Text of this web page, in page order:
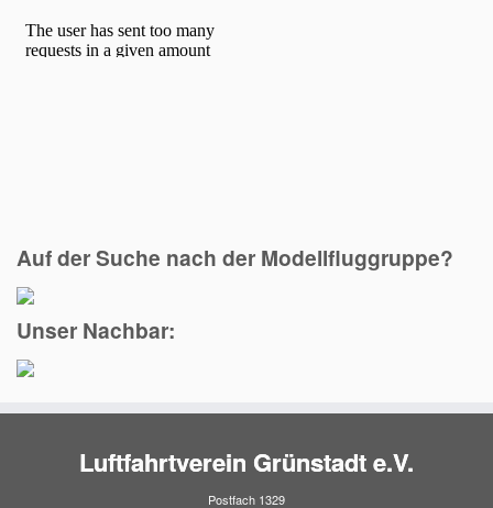
Auf der Suche nach der Modellfluggruppe?
Unser Nachbar:
Luftfahrtverein Grünstadt e.V.
Postfach 1329